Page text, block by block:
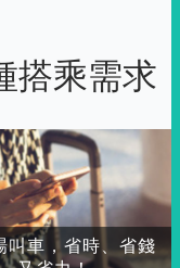
搭乘需求
叫車，省時、省錢